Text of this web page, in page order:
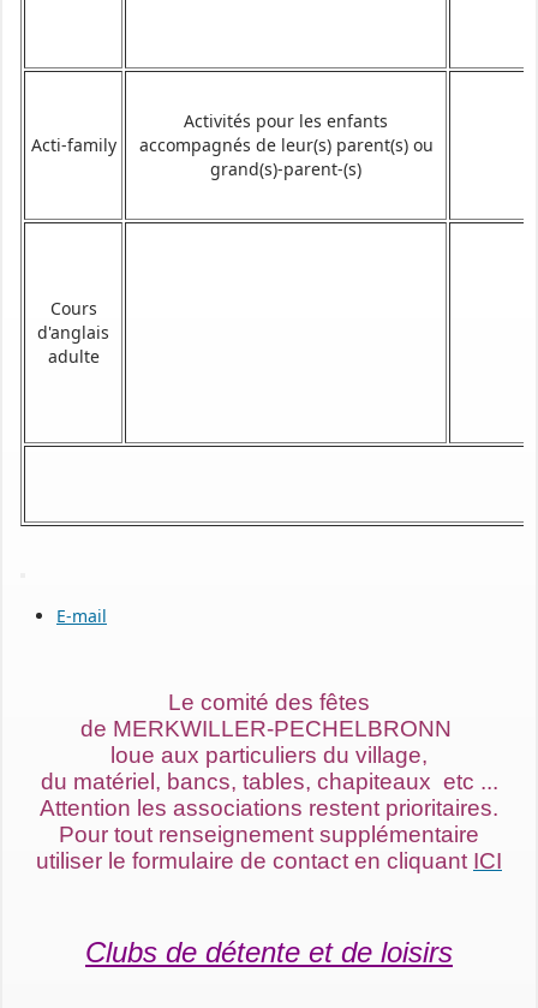
Acti-family
Activités pour les enfants
accompagnés de leur(s) parent(s) ou
grand(s)-parent-(s)
Cours
d'anglais
adulte
E-mail
Le comité des fêtes
de MERKWILLER-PECHELBRONN
loue aux particuliers du village,
du matériel, bancs, tables, chapiteaux etc ...
Attention les associations restent prioritaires.
Pour tout renseignement supplémentaire
utiliser le formulaire de contact en cliquant ICI
Clubs de détente et de loisirs